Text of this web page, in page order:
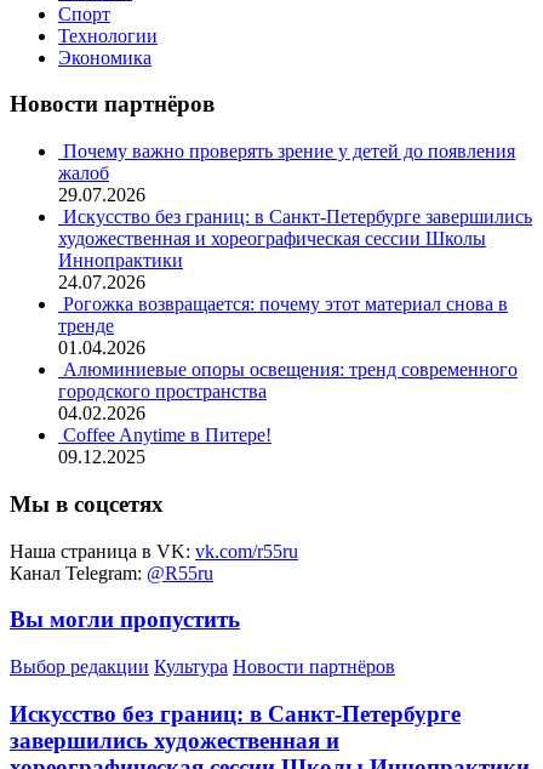
Спорт
Технологии
Экономика
Новости партнёров
Почему важно проверять зрение у детей до появления
жалоб
29.07.2026
Искусство без границ: в Санкт-Петербурге завершились
художественная и хореографическая сессии Школы
Иннопрактики
24.07.2026
Рогожка возвращается: почему этот материал снова в
тренде
01.04.2026
Алюминиевые опоры освещения: тренд современного
городского пространства
04.02.2026
Coffee Anytime в Питере!
09.12.2025
Мы в соцсетях
Наша страница в VK: vk.com/r55ru
Канал Telegram: @R55ru
Вы могли пропустить
Выбор редакции Культура Новости партнёров
Искусство без границ: в Санкт-Петербурге
завершились художественная и